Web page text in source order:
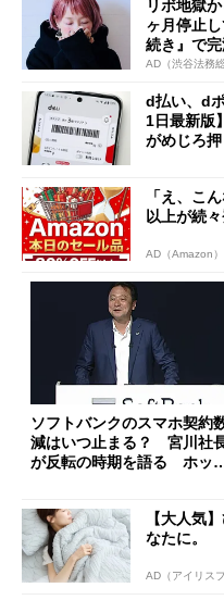
リボ地獄
ヶ月停止
続き』で完
AD（渋谷法務
d払い、d
1日最新版
がめじろ押
「え、こ
以上が続
AD（Amazon）
ソフトバンクのスマホ契約
減はいつ止まる？ 宮川社
が反転の時期を語る ホッ
【大人気
なたに。
AD（アイリスプ